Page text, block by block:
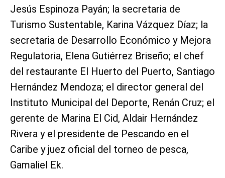
Jesús Espinoza Payán; la secretaria de
Turismo Sustentable, Karina Vázquez Díaz; la
secretaria de Desarrollo Económico y Mejora
Regulatoria, Elena Gutiérrez Briseño; el chef
del restaurante El Huerto del Puerto, Santiago
Hernández Mendoza; el director general del
Instituto Municipal del Deporte, Renán Cruz; el
gerente de Marina El Cid, Aldair Hernández
Rivera y el presidente de Pescando en el
Caribe y juez oficial del torneo de pesca,
Gamaliel Ek.